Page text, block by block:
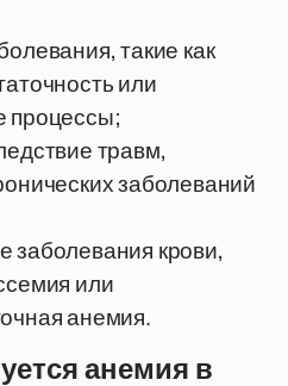
такие как
или
процессы;
травм,
заболеваний
заболевания крови,
или
анемия.
анемия в